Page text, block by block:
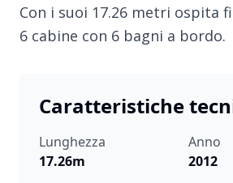
Con i suoi 17.26 metri ospita
6 cabine con 6 bagni a bordo.
Caratteristiche
Lunghezza
17.26m
Anno
2012